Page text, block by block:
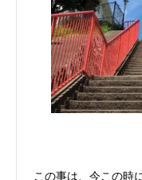
この事は、今この時